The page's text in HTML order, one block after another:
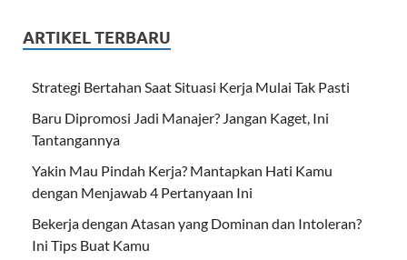
ARTIKEL TERBARU
Strategi Bertahan Saat Situasi Kerja Mulai Tak Pasti
Baru Dipromosi Jadi Manajer? Jangan Kaget, Ini
Tantangannya
Yakin Mau Pindah Kerja? Mantapkan Hati Kamu
dengan Menjawab 4 Pertanyaan Ini
Bekerja dengan Atasan yang Dominan dan Intoleran?
Ini Tips Buat Kamu